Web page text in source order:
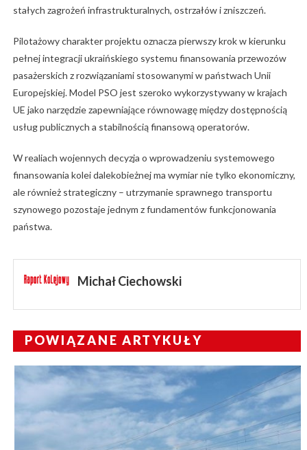
stałych zagrożeń infrastrukturalnych, ostrzałów i zniszczeń.
Pilotażowy charakter projektu oznacza pierwszy krok w kierunku
pełnej integracji ukraińskiego systemu finansowania przewozów
pasażerskich z rozwiązaniami stosowanymi w państwach Unii
Europejskiej. Model PSO jest szeroko wykorzystywany w krajach
UE jako narzędzie zapewniające równowagę między dostępnością
usług publicznych a stabilnością finansową operatorów.
W realiach wojennych decyzja o wprowadzeniu systemowego
finansowania kolei dalekobieżnej ma wymiar nie tylko ekonomiczny,
ale również strategiczny – utrzymanie sprawnego transportu
szynowego pozostaje jednym z fundamentów funkcjonowania
państwa.
Michał Ciechowski
POWIĄZANE ARTYKUŁY